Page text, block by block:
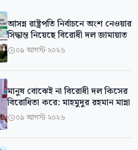
আসন্ন রাষ্ট্রপতি নির্বাচনে অংশ নেওয়ার
সিদ্ধান্ত নিয়েছে বিরোধী দল জামায়াত
০৯ আগস্ট ২০২৬
মানুষ বোঝেই না বিরোধী দল কিসের
বিরোধিতা করে: মাহমুদুর রহমান মান্না
০৯ আগস্ট ২০২৬